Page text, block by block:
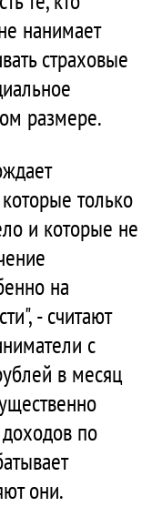
нанимает
страховые
размере.
только
и которые не
на
- считают
с
в месяц
по
они.